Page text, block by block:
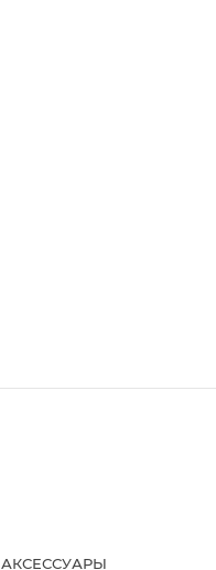
АКСЕССУАРЫ